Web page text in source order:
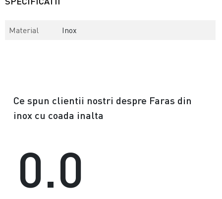
Material Inox
Ce spun clientii nostri despre Faras din
inox cu coada inalta
0.0